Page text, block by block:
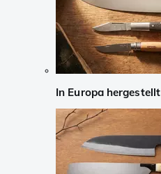
In Europa hergestellt